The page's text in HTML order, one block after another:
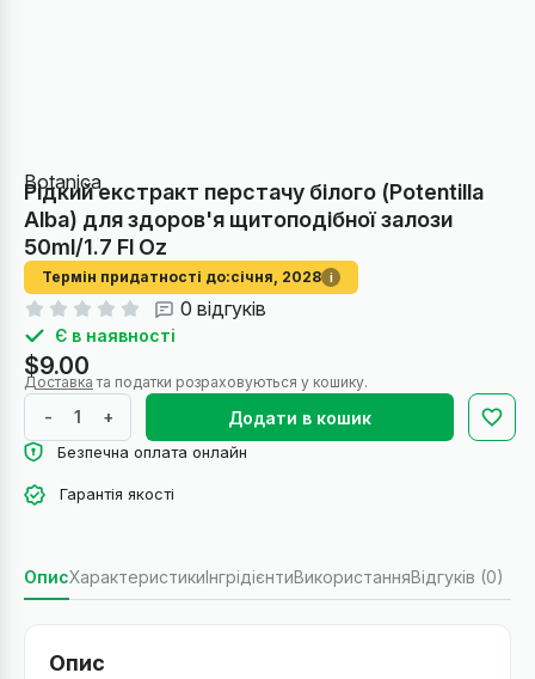
Botanica
Рідкий екстракт перстачу білого (Potentilla
Alba) для здоров'я щитоподібної залози
50ml/1.7 Fl Oz
Термін придатності до:січня, 2028 i
0 відгуків
Є в наявності
$9.00
Доставка та податки розраховуються у кошику.
- + Додати в кошик
Безпечна оплата онлайн
Гарантія якості
ОписХарактеристикиІнгрідієнтиВикористанняВідгуків (0)
Опис